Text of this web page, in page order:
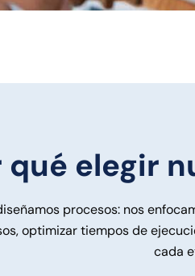
qué elegir
procesos: nos
optimizar tiempos de
cada